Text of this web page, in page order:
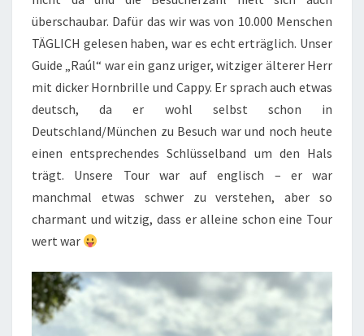
überschaubar. Dafür das wir was von 10.000 Menschen
TÄGLICH gelesen haben, war es echt erträglich. Unser
Guide „Raúl“ war ein ganz uriger, witziger älterer Herr
mit dicker Hornbrille und Cappy. Er sprach auch etwas
deutsch, da er wohl selbst schon in
Deutschland/München zu Besuch war und noch heute
einen entsprechendes Schlüsselband um den Hals
trägt. Unsere Tour war auf englisch – er war
manchmal etwas schwer zu verstehen, aber so
charmant und witzig, dass er alleine schon eine Tour
wert war